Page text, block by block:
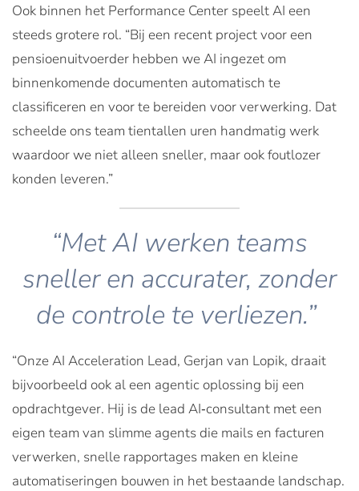
Ook binnen het Performance Center speelt AI een
steeds grotere rol. “Bij een recent project voor een
pensioenuitvoerder hebben we AI ingezet om
binnenkomende documenten automatisch te
classificeren en voor te bereiden voor verwerking. Dat
scheelde ons team tientallen uren handmatig werk
waardoor we niet alleen sneller, maar ook foutlozer
konden leveren.”
“Met AI werken teams
sneller en accurater, zonder
de controle te verliezen.”
“Onze AI Acceleration Lead, Gerjan van Lopik, draait
bijvoorbeeld ook al een agentic oplossing bij een
opdrachtgever. Hij is de lead AI‑consultant met een
eigen team van slimme agents die mails en facturen
verwerken, snelle rapportages maken en kleine
automatiseringen bouwen in het bestaande landschap.